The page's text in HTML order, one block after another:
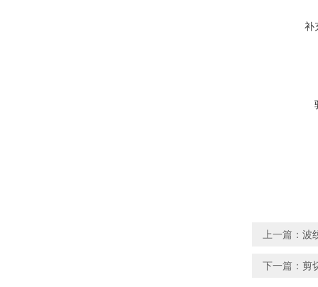
补
上一篇： 波
下一篇： 剪